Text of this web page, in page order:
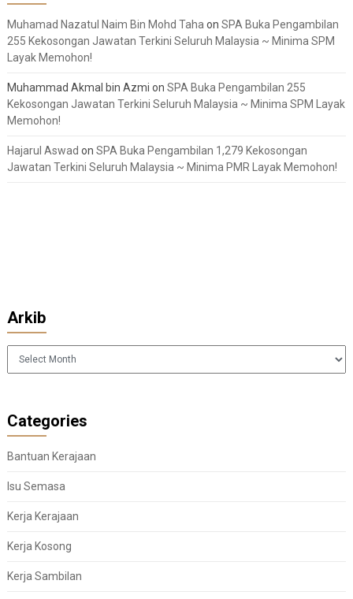
Muhamad Nazatul Naim Bin Mohd Taha on SPA Buka Pengambilan
255 Kekosongan Jawatan Terkini Seluruh Malaysia ~ Minima SPM
Layak Memohon!
Muhammad Akmal bin Azmi on SPA Buka Pengambilan 255
Kekosongan Jawatan Terkini Seluruh Malaysia ~ Minima SPM Layak
Memohon!
Hajarul Aswad on SPA Buka Pengambilan 1,279 Kekosongan
Jawatan Terkini Seluruh Malaysia ~ Minima PMR Layak Memohon!
Arkib
Arkib
Categories
Bantuan Kerajaan
Isu Semasa
Kerja Kerajaan
Kerja Kosong
Kerja Sambilan